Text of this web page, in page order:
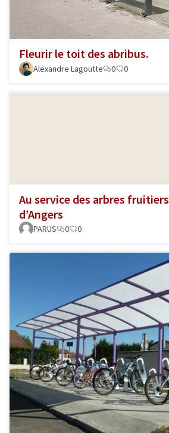
Fleurir le toit des abribus.
Alexandre Lagoutte
0 0
Au service des arbres fruitiers
d’Angers
PARUS 0 0